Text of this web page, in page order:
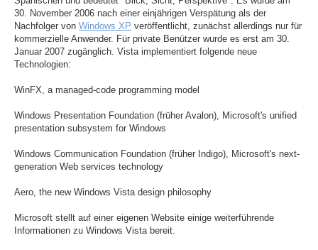
30. November 2006 nach einer einjährigen Verspätung als der
Nachfolger von Windows XP veröffentlicht, zunächst allerdings nur für
kommerzielle Anwender. Für private Benützer wurde es erst am 30.
Januar 2007 zugänglich. Vista implementiert folgende neue
Technologien:
WinFX, a managed-code programming model
Windows Presentation Foundation (früher Avalon), Microsoft's unified
presentation subsystem for Windows
Windows Communication Foundation (früher Indigo), Microsoft's next-
generation Web services technology
Aero, the new Windows Vista design philosophy
Microsoft stellt auf einer eigenen Website einige weiterführende
Informationen zu Windows Vista bereit.